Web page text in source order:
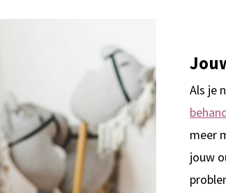
Als je
meer
jouw